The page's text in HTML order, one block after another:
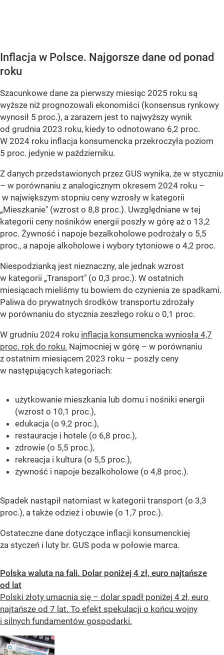
Inflacja w Polsce. Najgorsze dane od ponad
roku
Szacunkowe dane za pierwszy miesiąc 2025 roku są
wyższe niż prognozowali ekonomiści (konsensus rynkowy
wynosił 5 proc.), a zarazem jest to najwyższy wynik
od grudnia 2023 roku, kiedy to odnotowano 6,2 proc.
W 2024 roku inflacja konsumencka przekroczyła poziom
5 proc. jedynie w październiku.
Z danych przedstawionych przez GUS wynika, że w styczniu
– w porównaniu z analogicznym okresem 2024 roku –
w największym stopniu ceny wzrosły w kategorii
„Mieszkanie" (wzrost o 8,8 proc.). Uwzględniane w tej
kategorii ceny nośników energii poszły w górę aż o 13,2
proc. Żywność i napoje bezalkoholowe podrożały o 5,5
proc., a napoje alkoholowe i wybory tytoniowe o 4,2 proc.
Niespodzianką jest nieznaczny, ale jednak wzrost
w kategorii „Transport" (o 0,3 proc.). W ostatnich
miesiącach mieliśmy tu bowiem do czynienia ze spadkami.
Paliwa do prywatnych środków transportu zdrożały
w porównaniu do stycznia zeszłego roku o 0,1 proc.
W grudniu 2024 roku inflacja konsumencka wyniosła 4,7
proc. rok do roku. Najmocniej w górę – w porównaniu
z ostatnim miesiącem 2023 roku – poszły ceny
w następujących kategoriach:
użytkowanie mieszkania lub domu i nośniki energii
(wzrost o 10,1 proc.),
edukacja (o 9,2 proc.),
restauracje i hotele (o 6,8 proc.),
zdrowie (o 5,5 proc.),
rekreacja i kultura (o 5,5 proc.),
żywność i napoje bezalkoholowe (o 4,8 proc.).
Spadek nastąpił natomiast w kategorii transport (o 3,3
proc.), a także odzież i obuwie (o 1,7 proc.).
Ostateczne dane dotyczące inflacji konsumenckiej
za styczeń i luty br. GUS poda w połowie marca.
Polska waluta na fali. Dolar poniżej 4 zł, euro najtańsze
od lat
Polski złoty umacnia się – dolar spadł poniżej 4 zł, euro
najtańsze od 7 lat. To efekt spekulacji o końcu wojny
i silnych fundamentów gospodarki.